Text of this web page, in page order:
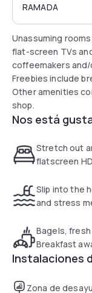
RAMADA
Unassuming
flat-screen TVs
coffeemakers
Freebies include
Other amenities
shop.
Nos está
Stretch out
flatscreen
Slip into the
and stress
Bagels,
Breakfast
Instalaciones
Zona de